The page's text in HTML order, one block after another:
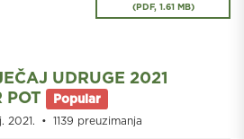
(PDF, 1.61 MB)
UDRUGE 2021
POT
Popular
2021. 1139 preuzimanja